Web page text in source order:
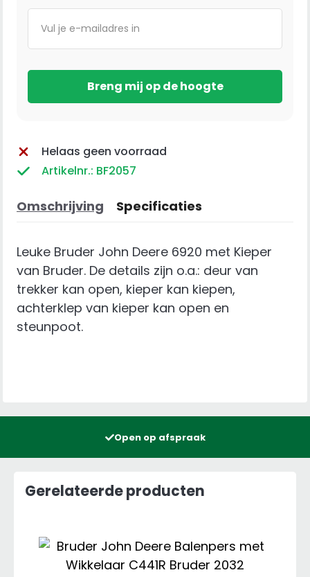
Helaas geen voorraad
Artikelnr.: BF2057
Omschrijving Specificaties
Leuke Bruder John Deere 6920 met Kieper
van Bruder. De details zijn o.a.: deur van
trekker kan open, kieper kan kiepen,
achterklep van kieper kan open en
steunpoot.
Open op afspraak
Gerelateerde producten